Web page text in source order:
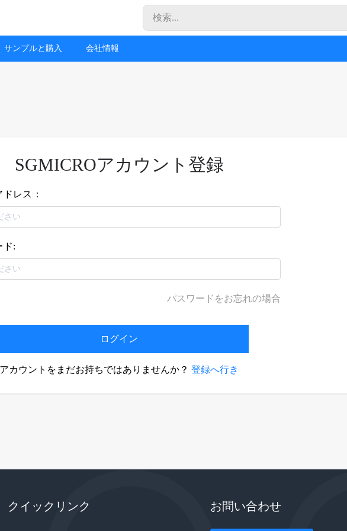
サンプルと購入 会社情報
SGMICROアカウント登録
ドレス：
ド:
パスワードをお忘れの場合
ログイン
アカウントをまだお持ちではありませんか？ 登録へ行き
クイックリンク お問い合わせ